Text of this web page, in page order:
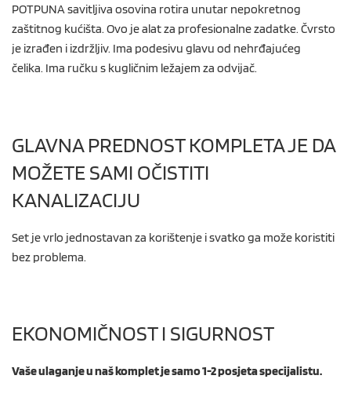
POTPUNA savitljiva osovina rotira unutar nepokretnog
zaštitnog kućišta. Ovo je alat za profesionalne zadatke. Čvrsto
je izrađen i izdržljiv. Ima podesivu glavu od nehrđajućeg
čelika. Ima ručku s kugličnim ležajem za odvijač.
GLAVNA PREDNOST KOMPLETA JE DA
MOŽETE SAMI OČISTITI
KANALIZACIJU
Set je vrlo jednostavan za korištenje i svatko ga može koristiti
bez problema.
EKONOMIČNOST I SIGURNOST
Vaše ulaganje u naš komplet je samo 1-2 posjeta specijalistu.